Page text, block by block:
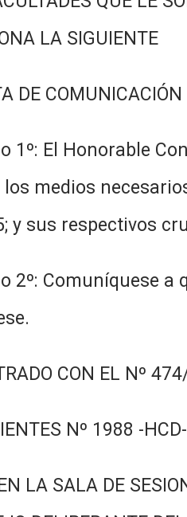
LA SIGUIENTE
DE COMUNICACIÓN
1º: El Honorable
medios
y sus respectivos
2º: Comuníquese a
CON EL Nº
Nº 1988 -
LA SALA DE